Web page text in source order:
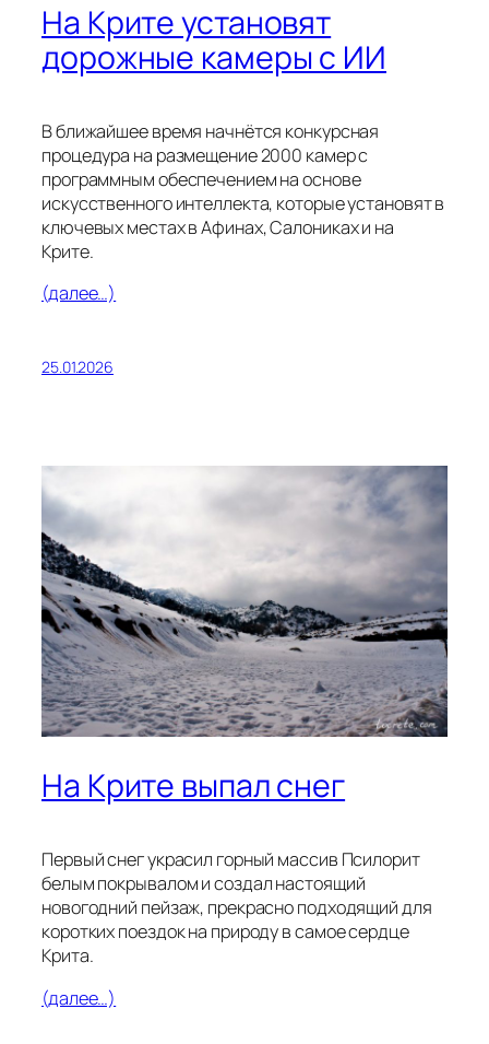
На Крите установят
дорожные камеры с ИИ
В ближайшее время начнётся конкурсная
процедура на размещение 2000 камер с
программным обеспечением на основе
искусственного интеллекта, которые установят в
ключевых местах в Афинах, Салониках и на
Крите.
(далее…)
25.01.2026
На Крите выпал снег
Первый снег украсил горный массив Псилорит
белым покрывалом и создал настоящий
новогодний пейзаж, прекрасно подходящий для
коротких поездок на природу в самое сердце
Крита.
(далее…)